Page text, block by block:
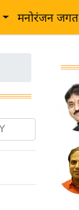
मनोरंजन जगत